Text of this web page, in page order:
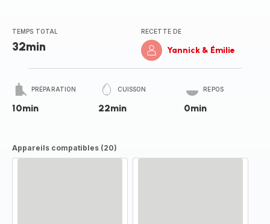
TEMPS TOTAL
32min
RECETTE DE
Yannick & Émilie
PRÉPARATION
10min
CUISSON
22min
REPOS
0min
Appareils compatibles (20)